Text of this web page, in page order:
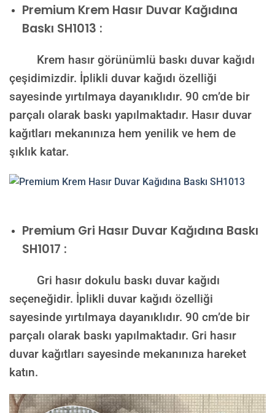
Premium Krem Hasır Duvar Kağıdına
Baskı SH1013 :
Krem hasır görünümlü baskı duvar kağıdı
çeşidimizdir. İplikli duvar kağıdı özelliği
sayesinde yırtılmaya dayanıklıdır. 90 cm’de bir
parçalı olarak baskı yapılmaktadır. Hasır duvar
kağıtları mekanınıza hem yenilik ve hem de
şıklık katar.
Premium Gri Hasır Duvar Kağıdına Baskı
SH1017 :
Gri hasır dokulu baskı duvar kağıdı
seçeneğidir. İplikli duvar kağıdı özelliği
sayesinde yırtılmaya dayanıklıdır. 90 cm’de bir
parçalı olarak baskı yapılmaktadır. Gri hasır
duvar kağıtları sayesinde mekanınıza hareket
katın.